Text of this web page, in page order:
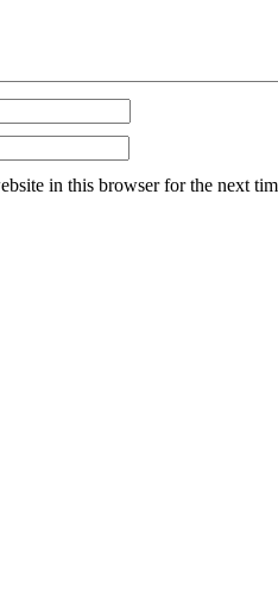
in this browser for the next